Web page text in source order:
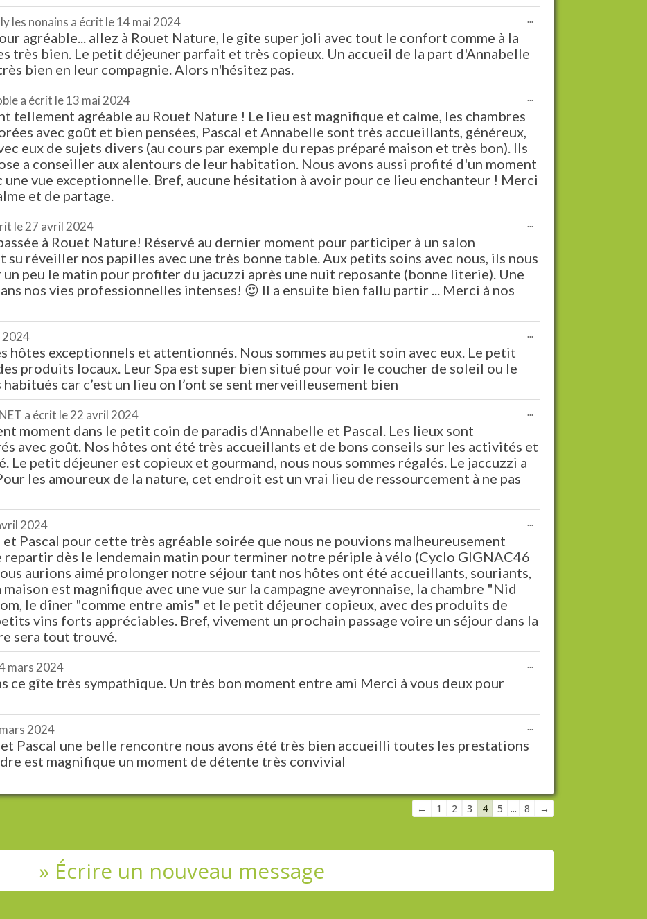
Navigation
← 1 2 3 4 5 ... 8 →
les nonains a écrit le14 mai 2024
agréable... allez à Rouet Nature, le gîte super joli avec tout le confort comme à la
très bien. Le petit déjeuner parfait et très copieux. Un accueil de la part d'Annabelle
bien en leur compagnie. Alors n'hésitez pas.
...
a écrit le13 mai 2024
tellement agréable au Rouet Nature ! Le lieu est magnifique et calme, les chambres
avec goût et bien pensées, Pascal et Annabelle sont très accueillants, généreux,
eux de sujets divers (au cours par exemple du repas préparé maison et très bon). Ils
a conseiller aux alentours de leur habitation. Nous avons aussi profité d'un moment
une vue exceptionnelle. Bref, aucune hésitation à avoir pour ce lieu enchanteur ! Merci
et de partage.
...
le27 avril 2024
à Rouet Nature! Réservé au dernier moment pour participer à un salon
réveiller nos papilles avec une très bonne table. Aux petits soins avec nous, ils nous
peu le matin pour profiter du jacuzzi après une nuit reposante (bonne literie). Une
nos vies professionnelles intenses! 😍 Il a ensuite bien fallu partir ... Merci à nos
...
méta.
2024
hôtes exceptionnels et attentionnés. Nous sommes au petit soin avec eux. Le petit
produits locaux. Leur Spa est super bien situé pour voir le coucher de soleil ou le
habitués car c’est un lieu on l’ont se sent merveilleusement bien
...
a écrit le22 avril 2024
moment dans le petit coin de paradis d'Annabelle et Pascal. Les lieux sont
avec goût. Nos hôtes ont été très accueillants et de bons conseils sur les activités et
Le petit déjeuner est copieux et gourmand, nous nous sommes régalés. Le jaccuzzi a
les amoureux de la nature, cet endroit est un vrai lieu de ressourcement à ne pas
...
méta.
2024
Pascal pour cette très agréable soirée que nous ne pouvions malheureusement
dès le lendemain matin pour terminer notre périple à vélo (Cyclo GIGNAC46
aurions aimé prolonger notre séjour tant nos hôtes ont été accueillants, souriants,
maison est magnifique avec une vue sur la campagne aveyronnaise, la chambre "Nid
le dîner "comme entre amis" et le petit déjeuner copieux, avec des produits de
vins forts appréciables. Bref, vivement un prochain passage voire un séjour dans la
sera tout trouvé.
...
mars 2024
ce gîte très sympathique. Un très bon moment entre ami Merci à vous deux pour
...
2024
Pascal une belle rencontre nous avons été très bien accueilli toutes les prestations
est magnifique un moment de détente très convivial
...